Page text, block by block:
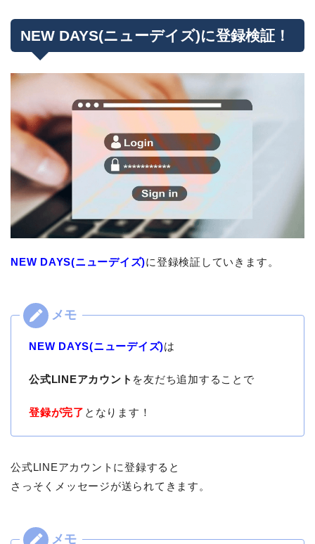
NEW DAYS(ニューデイズ)に登録検証！
NEW DAYS(ニューデイズ)に登録検証していきます。
NEW DAYS(ニューデイズ)は
公式LINEアカウント を友だち追加することで
登録が完了 となります！
公式LINEアカウントに登録すると
さっそくメッセージが送られてきます。